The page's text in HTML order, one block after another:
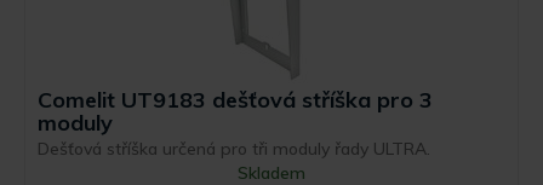
Comelit UT9183 dešťová stříška pro 3
moduly
Dešťová stříška určená pro tři moduly řady ULTRA.
Skladem